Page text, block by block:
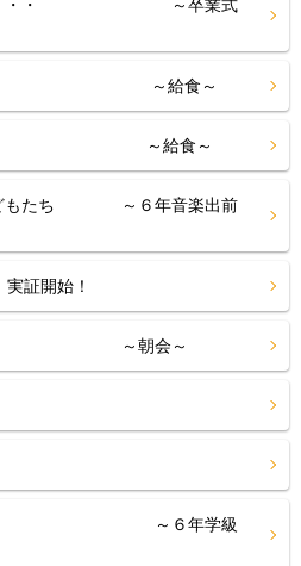
気で・・・ ～卒業式
NO.１ ～給食～
♪ ～給食～
どもたち ～６年音楽出前
証開始！
・・ ～朝会～
て！ ～６年学級